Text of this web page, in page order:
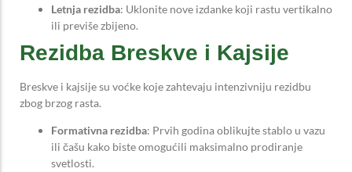
Letnja rezidba: Uklonite nove izdanke koji rastu vertikalno
ili previše zbijeno.
Rezidba Breskve i Kajsije
Breskve i kajsije su voćke koje zahtevaju intenzivniju rezidbu
zbog brzog rasta.
Formativna rezidba: Prvih godina oblikujte stablo u vazu
ili čašu kako biste omogućili maksimalno prodiranje
svetlosti.